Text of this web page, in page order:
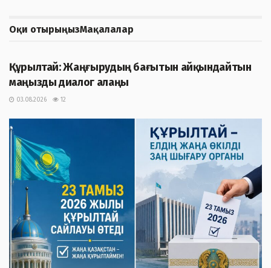
Оқи отырыңызМақалалар
Құрылтай: Жаңғырудың бағытын айқындайтын
маңызды диалог алаңы
03.08.2026 12